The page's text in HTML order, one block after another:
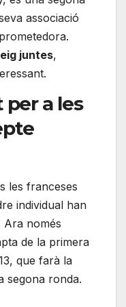
associació
juntes,
a les
les franceses
individual han
Ara només
de la primera
que farà la
segona ronda.